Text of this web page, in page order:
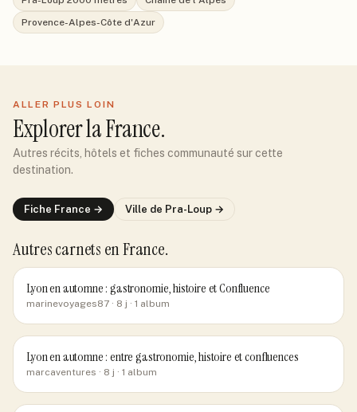
Provence-Alpes-Côte d'Azur
ALLER PLUS LOIN
Explorerla France.
Autres récits, hôtels et fiches communauté sur cette
destination.
Fiche France → Ville de Pra-Loup →
Autres carnets en France.
Lyon en automne : gastronomie, histoire et Confluence
marinevoyages87 · 8 j · 1 album
Lyon en automne : entre gastronomie, histoire et confluences
marcaventures · 8 j · 1 album